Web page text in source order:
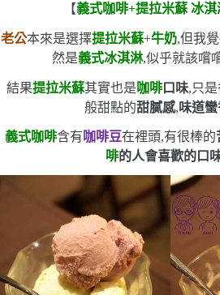
【義式咖啡+提拉米蘇 冰淇
老公本來是選擇提拉米蘇+牛奶,但我
然是義式冰淇淋,似乎就該嚐
結果提拉米蘇其實也是咖啡口味,只
般甜點的甜膩感, 味道
義式咖啡含有咖啡豆在裡頭,有很棒的
啡的人會喜歡的口